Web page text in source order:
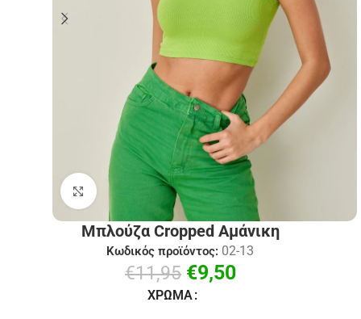
Click to enlarge
Μπλούζα Cropped Aμάνικη
Κωδικός προϊόντος: 02-13
€11,95 €9,50
ΧΡΏΜΑ